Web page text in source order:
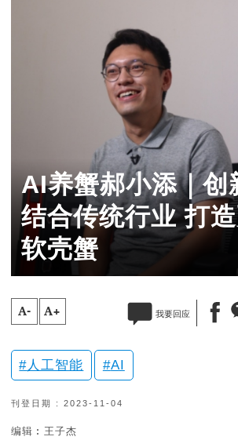
AI养蟹郝小添｜创
结合传统行业 打
软壳蟹
A- A+ 我要回应
人工智能 AI
刊登日期 : 2023-11-04
编辑︰王子杰